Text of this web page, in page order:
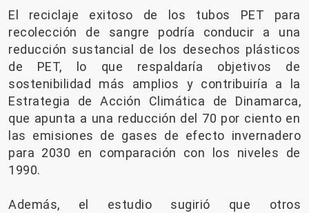
El reciclaje exitoso de los tubos PET para
recolección de sangre podría conducir a una
reducción sustancial de los desechos plásticos
de PET, lo que respaldaría objetivos de
sostenibilidad más amplios y contribuiría a la
Estrategia de Acción Climática de Dinamarca,
que apunta a una reducción del 70 por ciento en
las emisiones de gases de efecto invernadero
para 2030 en comparación con los niveles de
1990.
Además, el estudio sugirió que otros